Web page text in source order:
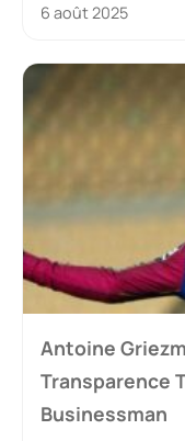
6 août 2025
Antoine
Transparence
Businessman